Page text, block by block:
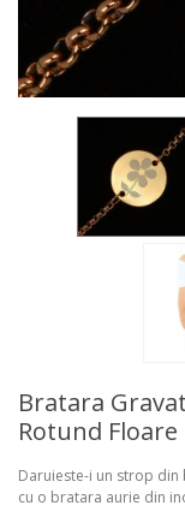
Bratara
Rotund
Daruieste-i un strop din
cu o bratara aurie din